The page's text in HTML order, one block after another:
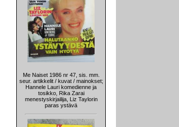
Me Naiset 1986 nr 47, sis. mm.
seur. artikkelit / kuvat / mainokset;
Hannele Lauri komedienne ja
tosikko, Rika Zarai
menestyskirjailija, Liz Taylorin
paras ystävä